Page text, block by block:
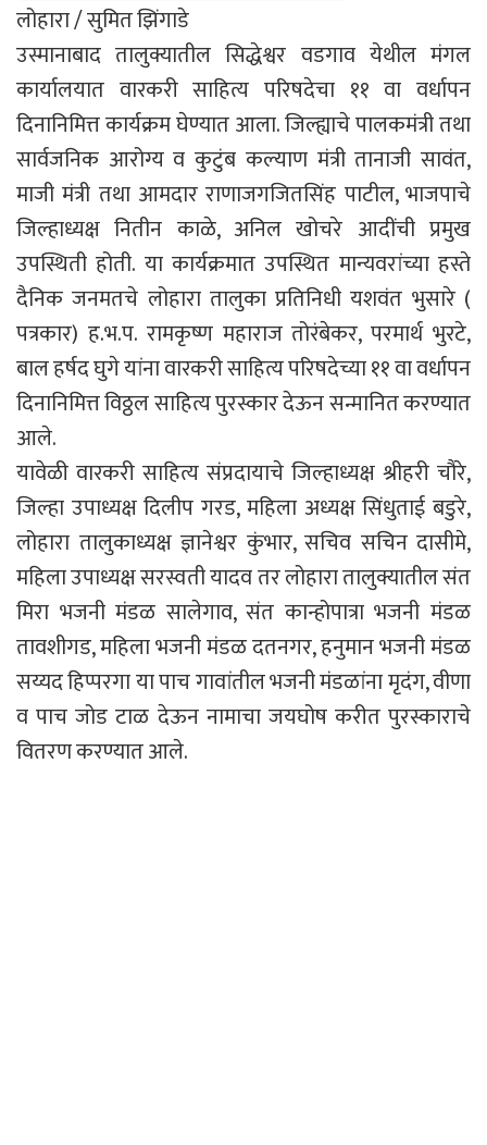
लोहारा / सुमित झिंगाडे
उस्मानाबाद तालुक्यातील सिद्धेश्वर वडगाव येथील मंगल
कार्यालयात वारकरी साहित्य परिषदेचा ११ वा वर्धापन
दिनानिमित्त कार्यक्रम घेण्यात आला. जिल्ह्याचे पालकमंत्री तथा
सार्वजनिक आरोग्य व कुटुंब कल्याण मंत्री तानाजी सावंत,
माजी मंत्री तथा आमदार राणाजगजितसिंह पाटील, भाजपाचे
जिल्हाध्यक्ष नितीन काळे, अनिल खोचरे आदींची प्रमुख
उपस्थिती होती. या कार्यक्रमात उपस्थित मान्यवरांच्या हस्ते
दैनिक जनमतचे लोहारा तालुका प्रतिनिधी यशवंत भुसारे (
पत्रकार) ह.भ.प. रामकृष्ण महाराज तोरंबेकर, परमार्थ भुरटे,
बाल हर्षद घुगे यांना वारकरी साहित्य परिषदेच्या ११ वा वर्धापन
दिनानिमित्त विठ्ठल साहित्य पुरस्कार देऊन सन्मानित करण्यात
आले.
यावेळी वारकरी साहित्य संप्रदायाचे जिल्हाध्यक्ष श्रीहरी चौरे,
जिल्हा उपाध्यक्ष दिलीप गरड, महिला अध्यक्ष सिंधुताई बडुरे,
लोहारा तालुकाध्यक्ष ज्ञानेश्वर कुंभार, सचिव सचिन दासीमे,
महिला उपाध्यक्ष सरस्वती यादव तर लोहारा तालुक्यातील संत
मिरा भजनी मंडळ सालेगाव, संत कान्होपात्रा भजनी मंडळ
तावशीगड, महिला भजनी मंडळ दतनगर, हनुमान भजनी मंडळ
सय्यद हिप्परगा या पाच गावांतील भजनी मंडळांना मृदंग, वीणा
व पाच जोड टाळ देऊन नामाचा जयघोष करीत पुरस्काराचे
वितरण करण्यात आले.